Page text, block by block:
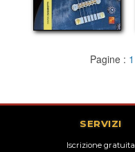
Pagine : 1
SERVIZI
Iscrizione gratuita